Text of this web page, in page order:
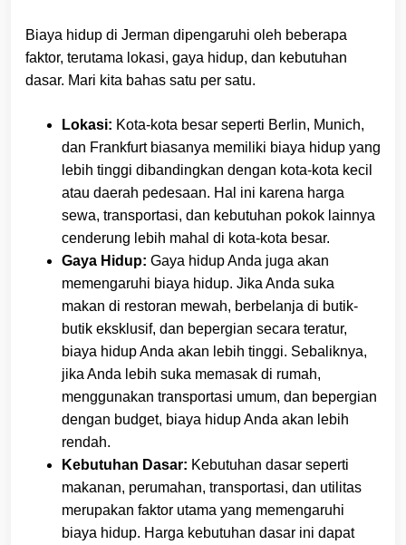
Biaya hidup di Jerman dipengaruhi oleh beberapa
faktor, terutama lokasi, gaya hidup, dan kebutuhan
dasar. Mari kita bahas satu per satu.
Lokasi: Kota-kota besar seperti Berlin, Munich,
dan Frankfurt biasanya memiliki biaya hidup yang
lebih tinggi dibandingkan dengan kota-kota kecil
atau daerah pedesaan. Hal ini karena harga
sewa, transportasi, dan kebutuhan pokok lainnya
cenderung lebih mahal di kota-kota besar.
Gaya Hidup: Gaya hidup Anda juga akan
memengaruhi biaya hidup. Jika Anda suka
makan di restoran mewah, berbelanja di butik-
butik eksklusif, dan bepergian secara teratur,
biaya hidup Anda akan lebih tinggi. Sebaliknya,
jika Anda lebih suka memasak di rumah,
menggunakan transportasi umum, dan bepergian
dengan budget, biaya hidup Anda akan lebih
rendah.
Kebutuhan Dasar: Kebutuhan dasar seperti
makanan, perumahan, transportasi, dan utilitas
merupakan faktor utama yang memengaruhi
biaya hidup. Harga kebutuhan dasar ini dapat